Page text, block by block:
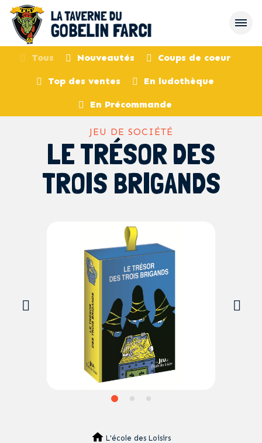
Tous Nouveautés Coups de coeur
Top des ventes En ludothèque
En Précommande
JEU DE SOCIÉTÉ
LE TRÉSOR DES
TROIS BRIGANDS
L'école des Loisirs